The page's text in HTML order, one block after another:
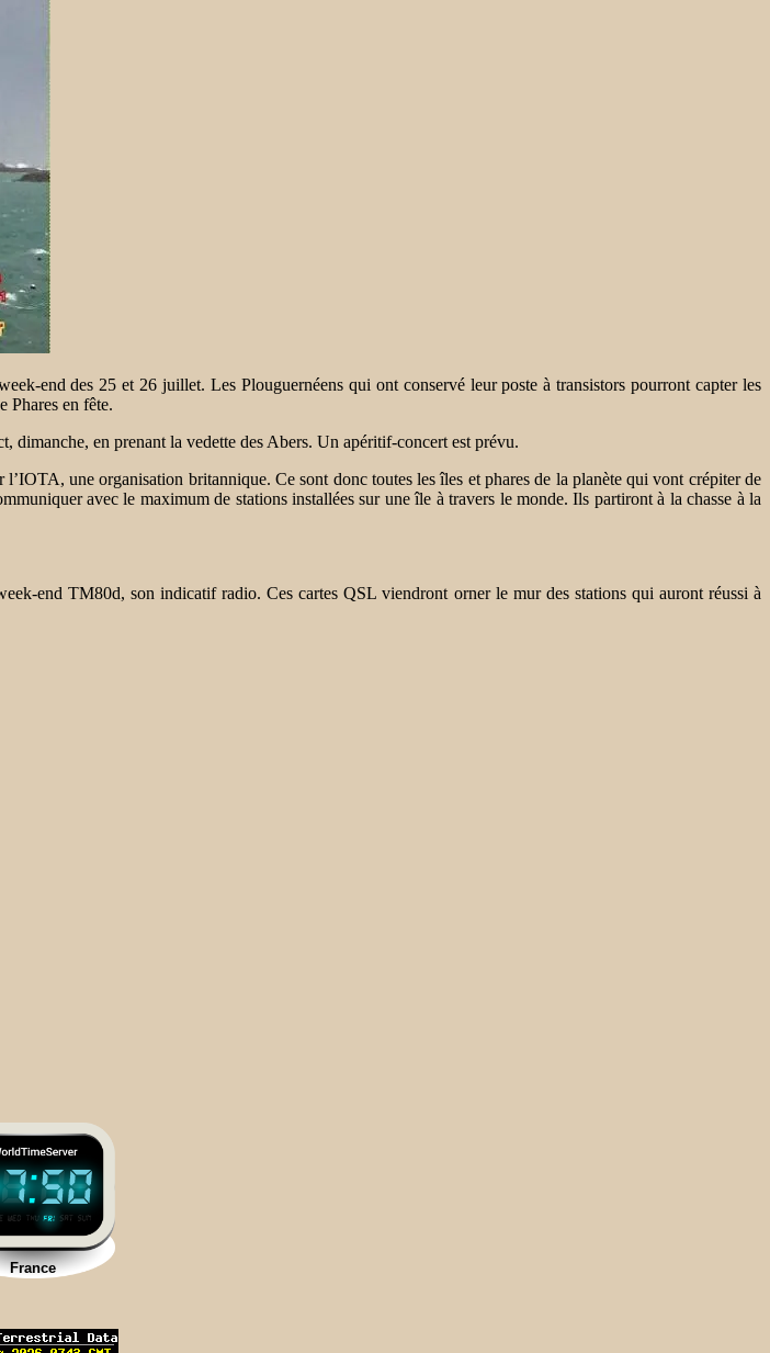
end des 25 et 26 juillet. Les Plouguernéens qui ont conservé leur poste à transistors pourront capter les
Phares en fête.
dimanche, en prenant la vedette des Abers. Un apéritif-concert est prévu.
une organisation britannique. Ce sont donc toutes les îles et phares de la planète qui vont crépiter de
avec le maximum de stations installées sur une île à travers le monde. Ils partiront à la chasse à la
end TM80d, son indicatif radio. Ces cartes QSL viendront orner le mur des stations qui auront réussi à